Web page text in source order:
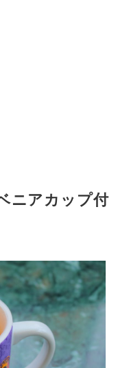
ニアカップ付